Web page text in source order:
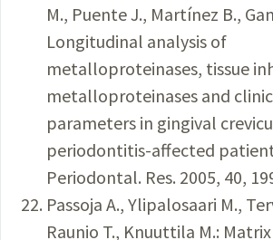
M., Puente J., Martínez B.,
Longitudinal analysis of
metalloproteinases, tissue
metalloproteinases and
parameters in gingival
periodontitis-affected
Periodontal. Res. 2005, 40,
Passoja A., Ylipalosaari M.,
Raunio T., Knuuttila M.: Matrix